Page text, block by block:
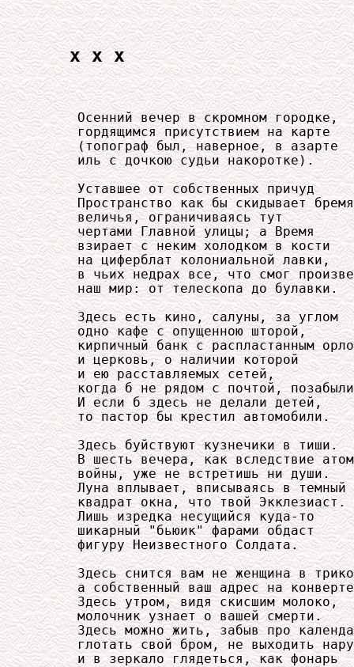
x x x
     Осенний вечер в скромном городке,
     гордящимся присутствием на карте
     (топограф был, наверное, в азарте
     иль с дочкою судьи накоротке).
     Уставшее от собственных причуд
     Пространство как бы скидывает бремя
     величья, ограничиваясь тут
     чертами Главной улицы; а Время
     взирает с неким холодком в кости
     на циферблат колониальной лавки,
в чьих недрах все, что смог
     наш мир: от телескопа до булавки.
     Здесь есть кино, салуны, за углом
     одно кафе с опущенною шторой,
кирпичный банк с распластанным
     и церковь, о наличии которой
     и ею расставляемых сетей,
когда б не рядом с почтой,
     И если б здесь не делали детей,
     то пастор бы крестил автомобили.
     Здесь буйствуют кузнечики в тиши.
В шесть вечера, как вследствие
     войны, уже не встретишь ни души.
     Луна вплывает, вписываясь в темный
     квадрат окна, что твой Экклезиаст.
     Лишь изредка несущийся куда-то
     шикарный "бьюик" фарами обдаст
     фигуру Неизвестного Солдата.
Здесь снится вам не женщина в
а собственный ваш адрес на
     Здесь утром, видя скисшим молоко,
     молочник узнает о вашей смерти.
Здесь можно жить, забыв про
глотать свой бром, не выходить
     и в зеркало глядеться, как фонарь